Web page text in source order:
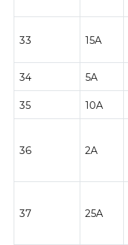
33 15A
34 5A
35 10A
36 2A
37 25A